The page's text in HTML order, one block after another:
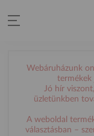
Webáruházunk
termékek
Jó hír
üzletünkben
A weboldal
választásban –